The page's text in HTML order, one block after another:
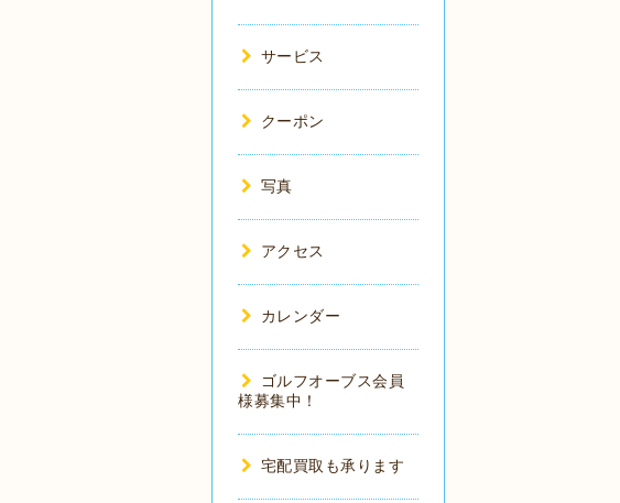
サービス
クーポン
写真
アクセス
カレンダー
ゴルフオーブス会員
様募集中！
宅配買取も承ります